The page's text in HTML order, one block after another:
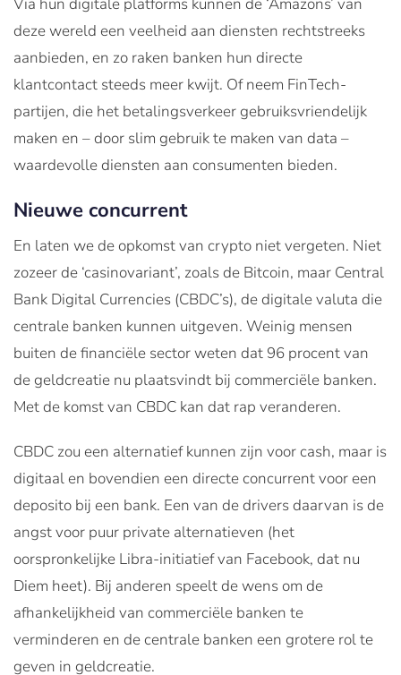
deze wereld een veelheid aan diensten rechtstreeks
aanbieden, en zo raken banken hun directe
klantcontact steeds meer kwijt. Of neem FinTech-
partijen, die het betalingsverkeer gebruiksvriendelijk
maken en ­– door slim gebruik te maken van data –
waardevolle diensten aan consumenten bieden.
Nieuwe concurrent
En laten we de opkomst van crypto niet vergeten. Niet
zozeer de ‘casinovariant’, zoals de Bitcoin, maar Central
Bank Digital Currencies (CBDC’s), de digitale valuta die
centrale banken kunnen uitgeven. Weinig mensen
buiten de financiële sector weten dat 96 procent van
de geldcreatie nu plaatsvindt bij commerciële banken.
Met de komst van CBDC kan dat rap veranderen.
CBDC zou een alternatief kunnen zijn voor cash, maar is
digitaal en bovendien een directe concurrent voor een
deposito bij een bank. Een van de drivers daarvan is de
angst voor puur private alternatieven (het
oorspronkelijke Libra-initiatief van Facebook, dat nu
Diem heet). Bij anderen speelt de wens om de
afhankelijkheid van commerciële banken te
verminderen en de centrale banken een grotere rol te
geven in geldcreatie.